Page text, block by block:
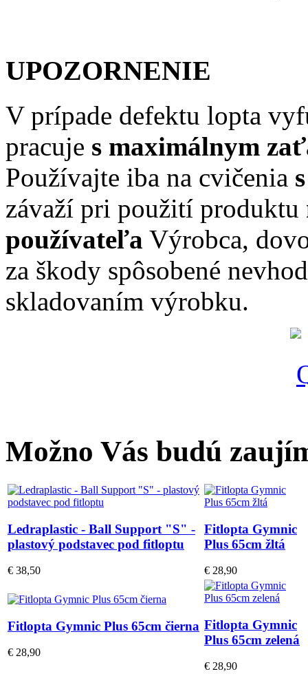
UPOZORNENIE
V prípade defektu lopta
pracuje s maximálnym
Používajte iba na cvičenia
závaží pri použití produktu
používateľa Výrobca,
za škody spôsobené
skladovaním výrobku.
Možno Vás budú
Ledraplastic - Ball Support "S" -
plastový podstavec pod fitloptu
€ 38,50
Fitlopta Gymnic
Plus 65cm žltá
€ 28,90
Fitlopta Gymnic Plus 65cm čierna
€ 28,90
Fitlopta Gymnic
Plus 65cm zelená
€ 28,90